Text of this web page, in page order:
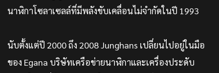
นาฬิกาโซลาเซลล์ที่มีพลังขับเคลื่อนไม่จำกัดในปี 1993
นับตั้งแต่ปี 2000 ถึง 2008 Junghans เปลี่ยนไปอยู่ในมือ
ของ Egana บริษัทเครือข่ายนาฬิกาและเครื่องประดับ